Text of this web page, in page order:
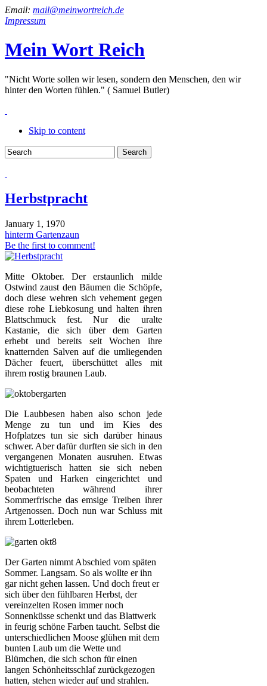
Email: mail@meinwortreich.de
Impressum
Mein Wort Reich
"Nicht Worte sollen wir lesen, sondern den Menschen, den wir
hinter den Worten fühlen." ( Samuel Butler)
Skip to content
Herbstpracht
January 1, 1970
hinterm Gartenzaun
Be the first to comment!
Mitte Oktober. Der erstaunlich milde
Ostwind zaust den Bäumen die Schöpfe,
doch diese wehren sich vehement gegen
diese rohe Liebkosung und halten ihren
Blattschmuck fest. Nur die uralte
Kastanie, die sich über dem Garten
erhebt und bereits seit Wochen ihre
knatternden Salven auf die umliegenden
Dächer feuert, überschüttet alles mit
ihrem rostig braunen Laub.
Die Laubbesen haben also schon jede
Menge zu tun und im Kies des
Hofplatzes tun sie sich darüber hinaus
schwer. Aber dafür durften sie sich in den
vergangenen Monaten ausruhen. Etwas
wichtigtuerisch hatten sie sich neben
Spaten und Harken eingerichtet und
beobachteten während ihrer
Sommerfrische das emsige Treiben ihrer
Artgenossen. Doch nun war Schluss mit
ihrem Lotterleben.
Der Garten nimmt Abschied vom späten
Sommer. Langsam. So als wollte er ihn
gar nicht gehen lassen. Und doch freut er
sich über den fühlbaren Herbst, der
vereinzelten Rosen immer noch
Sonnenküsse schenkt und das Blattwerk
in feurig schöne Farben taucht. Selbst die
unterschiedlichen Moose glühen mit dem
bunten Laub um die Wette und
Blümchen, die sich schon für einen
langen Schönheitsschlaf zurückgezogen
hatten, stehen wieder auf und strahlen.